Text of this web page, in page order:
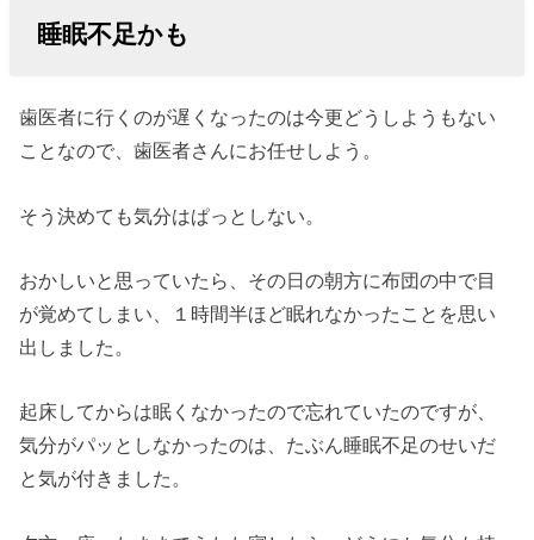
睡眠不足かも
歯医者に行くのが遅くなったのは今更どうしようもない
ことなので、歯医者さんにお任せしよう。
そう決めても気分はぱっとしない。
おかしいと思っていたら、その日の朝方に布団の中で目
が覚めてしまい、１時間半ほど眠れなかったことを思い
出しました。
起床してからは眠くなかったので忘れていたのですが、
気分がパッとしなかったのは、たぶん睡眠不足のせいだ
と気が付きました。